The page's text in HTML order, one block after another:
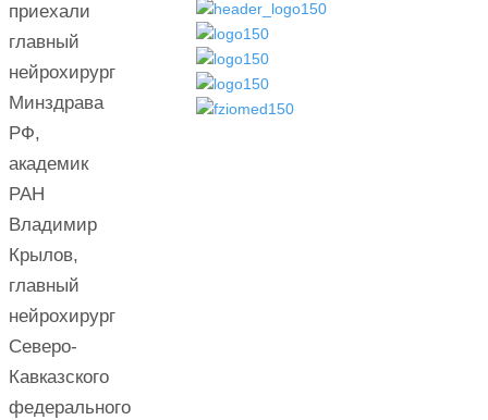
приехали
главный
нейрохирург
Минздрава
РФ,
академик
РАН
Владимир
Крылов,
главный
нейрохирург
Северо-
Кавказского
федерального